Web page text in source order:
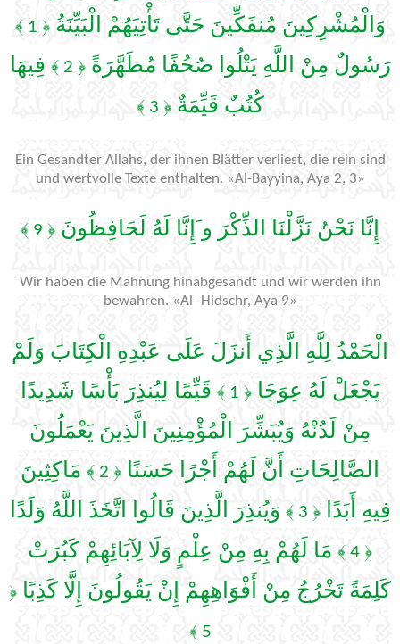
وَالْمُشْرِكِينَ مُنفَكِّينَ حَتَّى تَأْتِيَهُمْ الْبَيِّنَةُ﴿ 1 ﴾
رَسُولٌ مِنْ اللَّهِ يَتْلُوا صُحُفًا مُطَهَّرَةً﴿ 2 ﴾
فِيهَا
كُتُبٌ قَيِّمَةٌ﴿ 3 ﴾
Ein Gesandter Allahs, der ihnen Blätter verliest, die rein sind
und wertvolle Texte enthalten. «Al-Bayyina, Aya 2, 3»
إِنَّا نَحْنُ نَزَّلْنَا الذِّكْرَ و َإِنَّا لَهُ لَحَافِظُونَ ﴿ 9 ﴾
Wir haben die Mahnung hinabgesandt und wir werden ihn
bewahren. «Al- Hidschr, Aya 9»
الْحَمْدُ لِلَّهِ الَّذِي أَنزَلَ عَلَى عَبْدِهِ الْكِتَابَ وَلَمْ
يَجْعَلْ لَهُ عِوَجَا﴿ 1 ﴾
قَيِّمًا لِيُنذِرَ بَأْسًا شَدِيدًا
مِنْ لَدُنْهُ وَيُبَشِّرَ الْمُؤْمِنِينَ الَّذِينَ يَعْمَلُونَ
الصَّالِحَاتِ أَنَّ لَهُمْ أَجْرًا حَسَنًا ﴿ 2 ﴾
مَاكِثِينَ
فِيهِ أَبَدًا﴿ 3 ﴾ وَيُنذِرَ الَّذِينَ قَالُوا اتَّخَذَ اللَّهُ وَلَدًا
﴿ 4 ﴾
مَا لَهُمْ بِهِ مِنْ عِلْمٍ وَلَا لِآبَائِهِمْ كَبُرَتْ
كَلِمَةً تَخْرُجُ مِنْ أَفْوَاهِهِمْ إِنْ يَقُولُونَ إِلَّا كَذِبًا ﴿
5 ﴾